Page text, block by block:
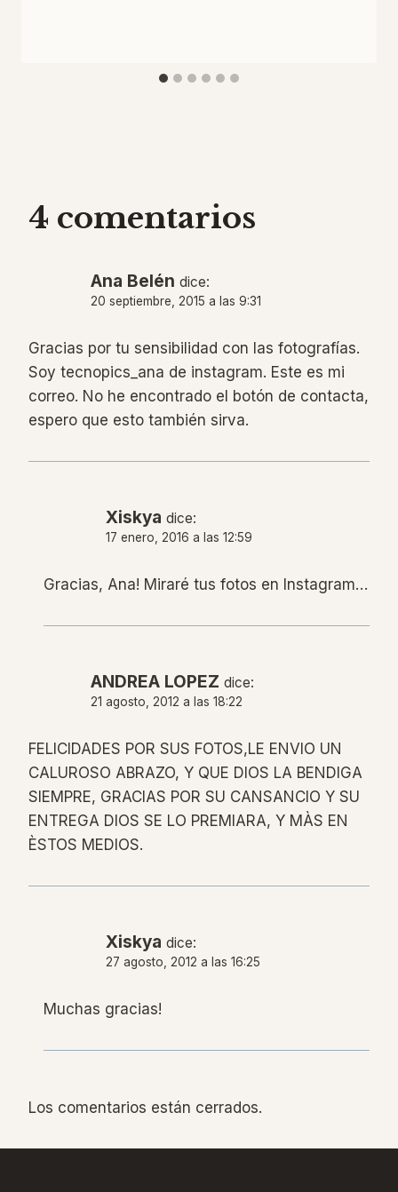
4 comentarios
Ana Belén dice:
20 septiembre, 2015 a las 9:31
Gracias por tu sensibilidad con las fotografías.
Soy tecnopics_ana de instagram. Este es mi
correo. No he encontrado el botón de contacta,
espero que esto también sirva.
Xiskya dice:
17 enero, 2016 a las 12:59
Gracias, Ana! Miraré tus fotos en Instagram…
ANDREA LOPEZ dice:
21 agosto, 2012 a las 18:22
FELICIDADES POR SUS FOTOS,LE ENVIO UN
CALUROSO ABRAZO, Y QUE DIOS LA BENDIGA
SIEMPRE, GRACIAS POR SU CANSANCIO Y SU
ENTREGA DIOS SE LO PREMIARA, Y MÀS EN
ÈSTOS MEDIOS.
Xiskya dice:
27 agosto, 2012 a las 16:25
Muchas gracias!
Los comentarios están cerrados.